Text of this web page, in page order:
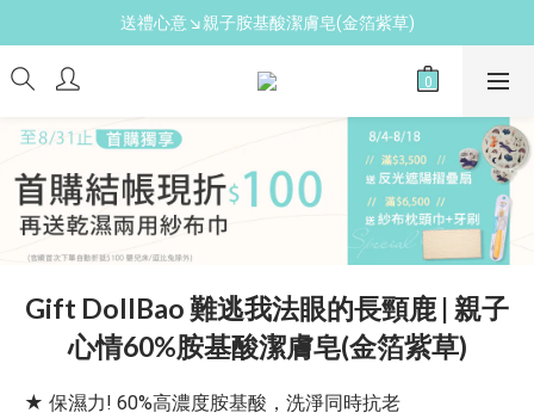
新手爸媽必備↘育兒懶人包
新手爸媽必備↘育兒懶人包
免費領↘逗寶媽媽禮
送禮心意↘親子胺基酸潔膚皂(金箔紫草)
新手爸媽必備↘育兒懶人包
Gift DollBao 難逃我法眼的長頸鹿 | 親子
心情60%胺基酸潔膚皂(金箔紫草)
★ 保濕力! 60%高濃度胺基酸，洗淨同時抗老